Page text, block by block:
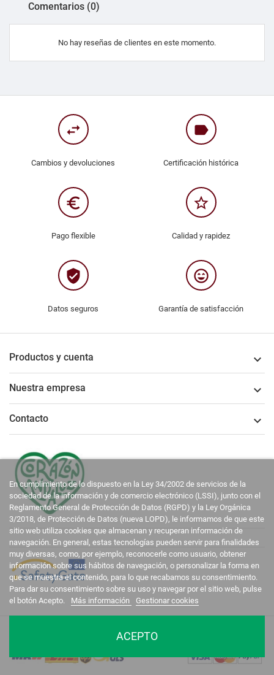
Comentarios (0)
No hay reseñas de clientes en este momento.
swap_horiz
Cambios y devoluciones
label
Certificación histórica
euro_symbol
Pago flexible
star_border
Calidad y rapidez
verified_user
Datos seguros
sentiment_very_satisfied
Garantía de satisfacción
Productos y cuenta 
Nuestra empresa 
Contacto 
En cumplimiento de lo dispuesto en la Ley 34/2002 de servicios de la
sociedad de la información y de comercio electrónico (LSSI), junto con el
Reglamento General de Protección de Datos (RGPD) y la Ley Orgánica
3/2018, de Protección de Datos (nueva LOPD), le informamos de que este
sitio web utiliza cookies que almacenan y recuperan información de
navegación. En general, estas tecnologías pueden servir para finalidades
muy diversas, como, por ejemplo, reconocerle como usuario, obtener
información sobre sus hábitos de navegación, o personalizar la forma en
que se muestra el contenido, para lo que recabamos su consentimiento.
Para dar su consentimiento sobre su uso y navegar por el sitio web, pulse
el botón Acepto.
Más información Gestionar cookies
ACEPTO
La Casa del Recreador © 2020-2026. Todos los derechos reservados.